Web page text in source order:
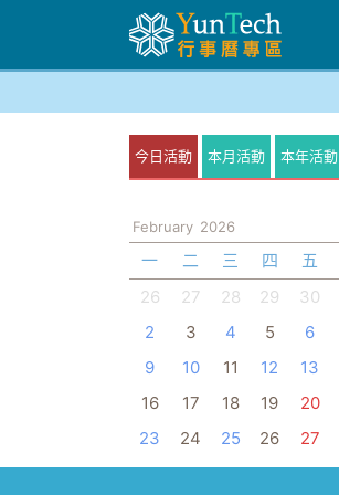
今日活動 本月活動 本年活動
February 2026
一 二 三 四 五
26
27 28 29 30
2
3 4 5 6
9
10 11 12 13
16
17 18 19 20
23
24 25 26 27